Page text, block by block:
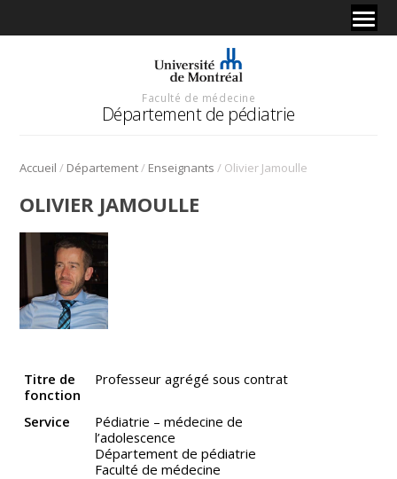
Faculté de médecine
Département de pédiatrie
Accueil / Département/ Enseignants / Olivier Jamoulle
OLIVIER JAMOULLE
Titre de
fonction
Professeur agrégé sous contrat
Service
Pédiatrie – médecine de
l’adolescence
Département de pédiatrie
Faculté de médecine